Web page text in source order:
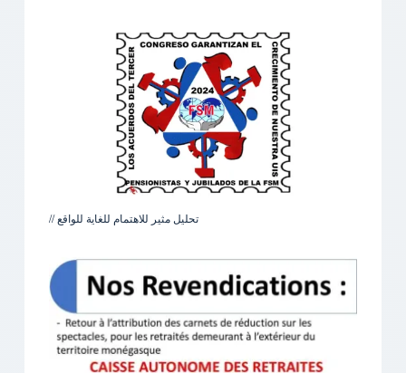
تحليل مثير للاهتمام للغاية للواقع //